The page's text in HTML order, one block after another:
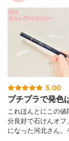
5.00
プチプラで発色
これほんとにこの
分良好で石けんオフ
になった河北さん